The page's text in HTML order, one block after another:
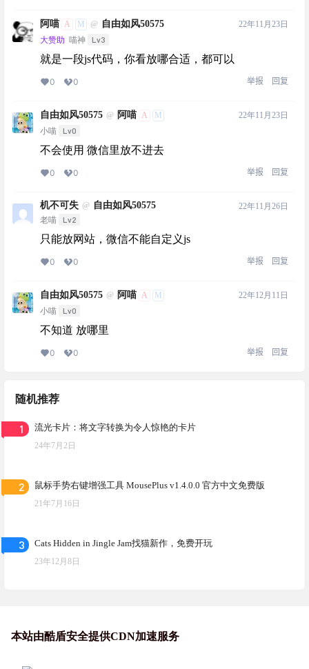
阿喵 A M @ 自由如风50575
大赞助 喵神 Lv3
22年11月23日
就是一段js代码，你看放哪合适，都可以
0 0 举报 回复
自由如风50575 @ 阿喵 A
M
小喵
Lv0
22年11月23日
不会使用 微信里放不进去
0 0 举报 回复
机不可失 @ 自由如风50575
老喵 Lv2
22年11月26日
只能放网站，微信不能自定义js
0 0 举报 回复
自由如风50575 @ 阿喵 A
M
小喵
Lv0
22年12月11日
不知道 放哪里
0 0 举报 回复
随机推荐
1 流光卡片：将文字转换为令人惊艳的卡片
24年7月2日
2 鼠标手势右键增强工具 MousePlus v1.4.0.0 官方中文免费版
21年7月16日
3 Cats Hidden in Jingle Jam找猫新作，免费开玩
23年12月8日
本站由酷盾安全提供CDN加速服务